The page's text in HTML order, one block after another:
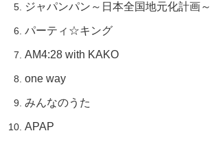
ジャパンパン～日本全国地元化計画～
パーティ☆キング
AM4:28 with KAKO
one way
みんなのうた
APAP